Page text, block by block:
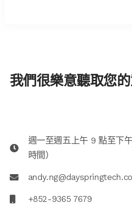
我們很樂意聽取您
週一至週五上午 9 點至下
時間）
+852-9365 7679